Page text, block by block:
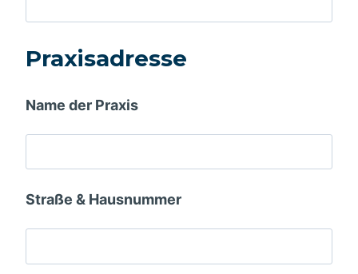
Praxisadresse
Name der Praxis
Straße & Hausnummer